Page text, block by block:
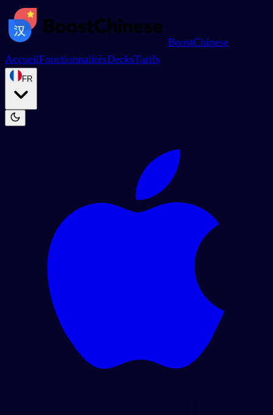
BoostChinese
AccueilFonctionnalitésDecksTarifs
FR